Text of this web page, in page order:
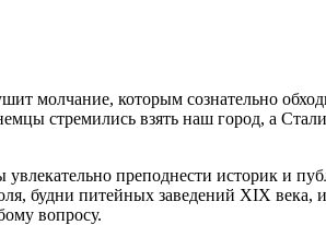
молчание, которым сознательно
стремились взять наш город, а
преподнести историк и
будни питейных заведений XIX
вопросу.